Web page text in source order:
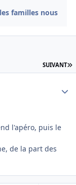
familles nous
SUIVANT
l'apéro, puis le
de la part des